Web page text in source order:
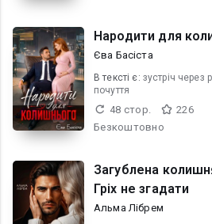
Народити для
Єва Басіста
В текcті є: зустріч через
почуття
48 стор.
226
Безкоштовно
Загублена
Гріх не згадати
Альма Лібрем